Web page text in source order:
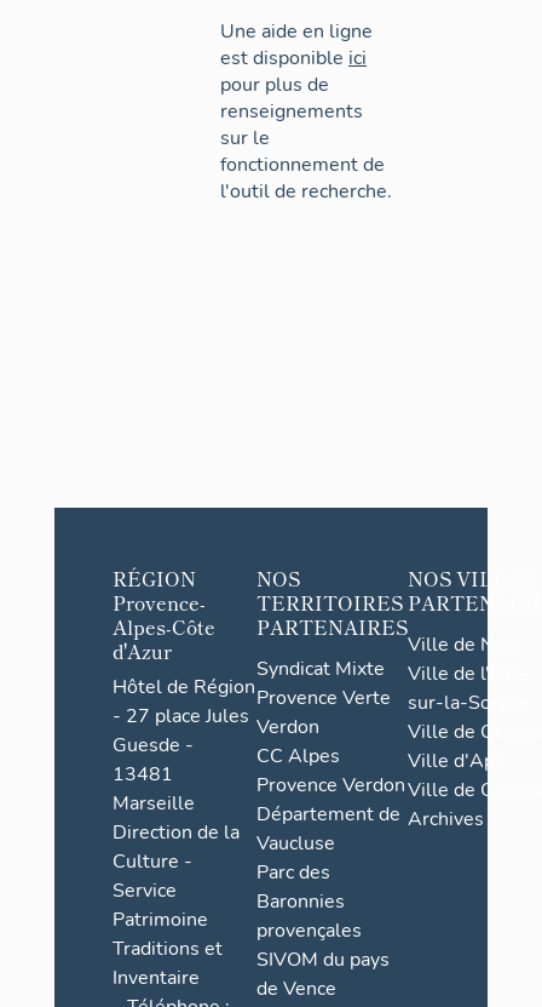
Une aide en ligne
est disponible ici
pour plus de
renseignements
sur le
fonctionnement de
l'outil de recherche.
RÉGION
Provence-
Alpes-Côte
d'Azur
Hôtel de Région
- 27 place Jules
Guesde -
13481
Marseille
Direction de la
Culture -
Service
Patrimoine
Traditions et
Inventaire
NOS
TERRITOIRES
PARTENAIRES
Syndicat Mixte
Provence Verte
Verdon
CC Alpes
Provence Verdon
Département de
Vaucluse
Parc des
Baronnies
provençales
SIVOM du pays
de Vence
NOS VILLES
Ville de Nice
Ville de l'Isle-
sur-la-Sorgue
Ville de Grasse
Ville d'Apt
Ville de
Archives